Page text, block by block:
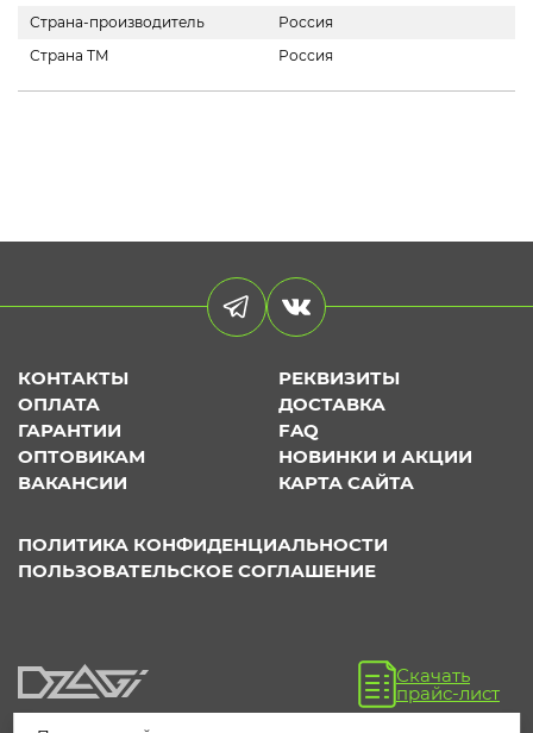
Страна-производитель
Россия
Страна ТМ
Россия
КОНТАКТЫ
РЕКВИЗИТЫ
ОПЛАТА
ДОСТАВКА
ГАРАНТИИ
FAQ
ОПТОВИКАМ
НОВИНКИ И АКЦИИ
ВАКАНСИИ
КАРТА САЙТА
ПОЛИТИКА КОНФИДЕНЦИАЛЬНОСТИ
ПОЛЬЗОВАТЕЛЬСКОЕ СОГЛАШЕНИЕ
Скачать
прайс-лист